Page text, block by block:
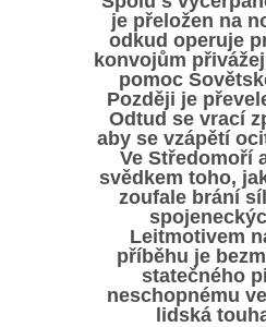
je přeložen na
odkud operuje
konvojům
pomoc
Později je
Odtud se vrací
aby se vzápětí
Ve Středomoří
svědkem toho,
zoufale brání
Leitmotivem
příběhu je
statečného
neschopnému
lidská